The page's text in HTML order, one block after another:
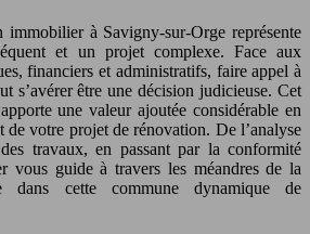
immobilier à Savigny-sur-Orge représente
et un projet complexe. Face aux
financiers et administratifs, faire appel à
s’avérer être une décision judicieuse. Cet
une valeur ajoutée considérable en
de votre projet de rénovation. De l’analyse
travaux, en passant par la conformité
vous guide à travers les méandres de la
dans cette commune dynamique de